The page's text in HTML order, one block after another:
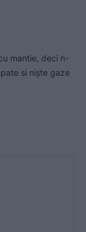
mantie, deci n-
si niște gaze